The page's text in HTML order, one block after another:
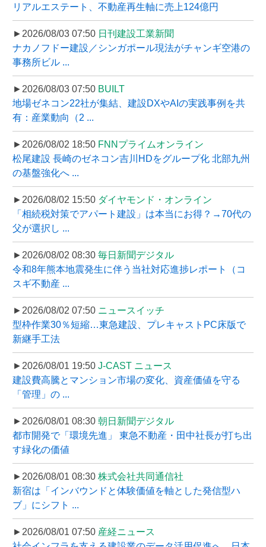
リアルエステート、不動産再生軸に売上124億円
►2026/08/03 07:50 日刊建設工業新聞
ナカノフドー建設／シンガポール現法がチャンギ空港の
事務所ビル ...
►2026/08/03 07:50 BUILT
地場ゼネコン22社が集結、建設DXやAIの実践事例を共
有：産業動向（2 ...
►2026/08/02 18:50 FNNプライムオンライン
松尾建設 長崎のゼネコン吉川HDをグループ化 北部九州
の基盤強化へ ...
►2026/08/02 15:50 ダイヤモンド・オンライン
「相続税対策でアパート建設」は本当にお得？→70代の
父が選択し ...
►2026/08/02 08:30 毎日新聞デジタル
令和8年熊本地震発生に伴う当社対応進捗レポート（コ
スギ不動産 ...
►2026/08/02 07:50 ニュースイッチ
型枠作業30％短縮…東急建設、プレキャストPC床版で
新継手工法
►2026/08/01 19:50 J-CAST ニュース
建設費高騰とマンション市場の変化、資産価値を守る
「管理」の ...
►2026/08/01 08:30 朝日新聞デジタル
都市開発で「環境先進」 東急不動産・田中社長が打ち出
す緑化の価値
►2026/08/01 08:30 株式会社共同通信社
新宿は「インバウンドと体験価値を軸とした発信型ハ
ブ」にシフト ...
►2026/08/01 07:50 産経ニュース